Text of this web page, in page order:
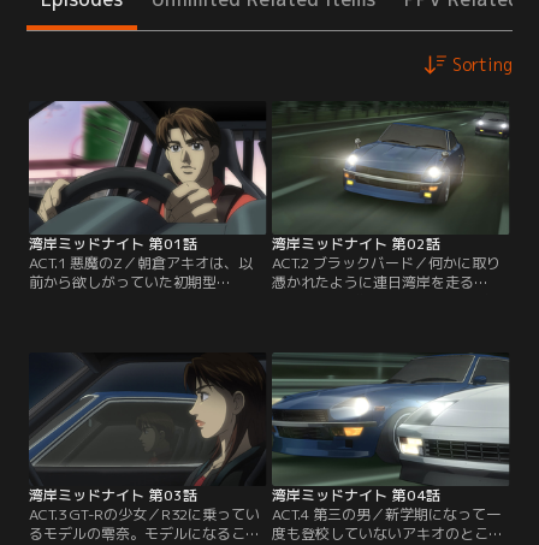
Sorting
湾岸ミッドナイト 第01話
ACT.1 悪魔のZ／朝倉アキオは、以
前から欲しがっていた初期型
の車にすっかり魅せられたアキオは
仲間の反対を押し切り修理を依頼す
る。そして、再び走り出す「悪魔の
Z」。【提供：バンダイチャンネ
ル】
湾岸ミッドナイト 第02話
ACT.2 ブラックバード／何かに取り
憑かれたように連日湾岸を走る
死した「S30Z」の元のオーナー・朝
倉晶夫と一緒に走り続けた旧友だっ
たのだ。達也は晶夫の妹・えりこに
「悪魔のZ」が復活した事を告げ
る。えりこはアキオに亡くなった兄
の姿を重ね…。【提供：バンダイチ
ャンネル】
湾岸ミッドナイト 第03話
ACT.3 GT-Rの少女／R32に乗ってい
るモデルの零奈。モデルになること
湾岸ミッドナイト 第04話
ACT.4 第三の男／新学期になって一
度も登校していないアキオのところ